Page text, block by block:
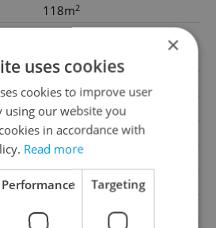
118m2
2017
01.10.2026
No
No
No
No
×
uses cookies
cookies to improve user
using our website you
in accordance with
Read more
Performance Targeting